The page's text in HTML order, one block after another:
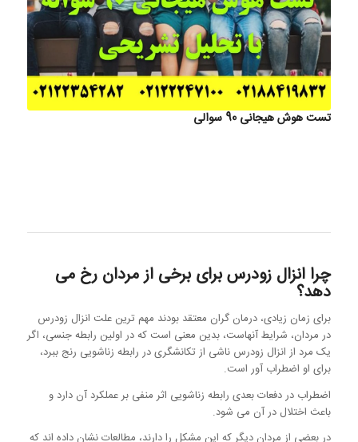
تست هوش هیجانی 90 سوالی
چرا انزال زودرس برای برخی از مردان رخ می
دهد؟
برای زمان زیادی، درمان گران معتقد بودند مهم ترین علت انزال زودرس
در مردان، شرایط آنهاست، بدین معنی است که در اولین رابطه جنسی، اگر
یک مرد از انزال زودرس ناشی از تکانشگری در رابطه زناشویی رنج ببرد،
برای او اضطراب آور است.
اضطراب در دفعات بعدی رابطه زناشویی اثر منفی بر عملکرد آن دارد و
باعث اختلال در آن می شود.
در بعضی از مردان دیگر که این مشکل را دارند، مطالعات نشان داده اند که